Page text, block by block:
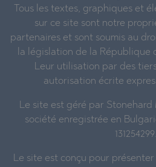
Tous les textes, graphiques et
sur ce site sont notre
partenaires et sont soumis au
la législation de la République
Leur utilisation par des
autorisation écrite
Le site est géré par Stonehard
société enregistrée en
131254299.
Le site est conçu pour